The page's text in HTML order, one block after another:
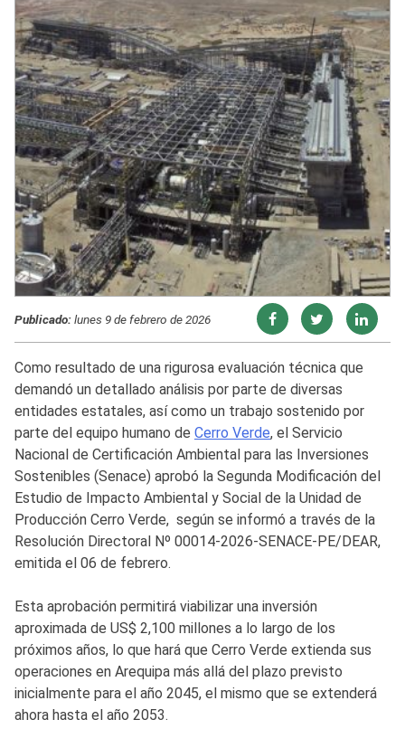
Publicado:lunes 9 de febrero de 2026
Como resultado de una rigurosa evaluación técnica que
demandó un detallado análisis por parte de diversas
entidades estatales, así como un trabajo sostenido por
parte del equipo humano de Cerro Verde, el Servicio
Nacional de Certificación Ambiental para las Inversiones
Sostenibles (Senace) aprobó la Segunda Modificación del
Estudio de Impacto Ambiental y Social de la Unidad de
Producción Cerro Verde, según se informó a través de la
Resolución Directoral Nº 00014-2026-SENACE-PE/DEAR,
emitida el 06 de febrero.
Esta aprobación permitirá viabilizar una inversión
aproximada de US$ 2,100 millones a lo largo de los
próximos años, lo que hará que Cerro Verde extienda sus
operaciones en Arequipa más allá del plazo previsto
inicialmente para el año 2045, el mismo que se extenderá
ahora hasta el año 2053.